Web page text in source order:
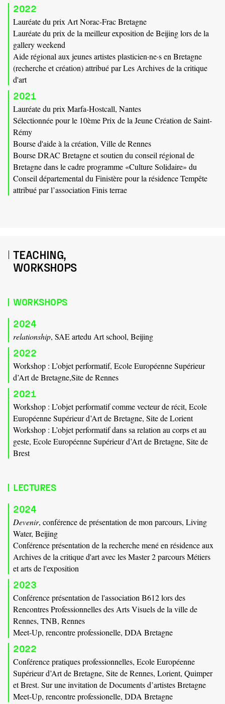
2022
Lauréate du prix Art Norac-Frac Bretagne
Lauréate du prix de la meilleur exposition de Beijing lors de la
gallery weekend
Aide régional aux jeunes artistes plasticien·ne·s en Bretagne
(recherche et création) attribué par Les Archives de la critique
d'art
2021
Lauréate du prix Marfa-Hostcall, Nantes
Sélectionnée pour le 10ème Prix de la Jeune Création de Saint-
Rémy
Bourse d'aide à la création, Ville de Rennes
Bourse DRAC Bretagne et soutien du conseil régional de
Bretagne dans le cadre programme «Culture Solidaire» du
Conseil départemental du Finistère pour la résidence Tempête
attribué par l’association Finis terrae
TEACHING,
WORKSHOPS
WORKSHOPS
2024
relationship, SAE artedu Art school, Beijing
2022
Workshop : L’objet performatif, Ecole Européenne Supérieur
d’Art de Bretagne,Site de Rennes
2021
Workshop : L’objet performatif comme vecteur de récit, Ecole
Européenne Supérieur d’Art de Bretagne, Site de Lorient
Workshop : L’objet performatif dans sa relation au corps et au
geste, Ecole Européenne Supérieur d’Art de Bretagne, Site de
Brest
LECTURES
2024
Devenir, conférence de présentation de mon parcours, Living
Water, Beijing
Conférence présentation de la recherche mené en résidence aux
Archives de la critique d'art avec les Master 2 parcours Métiers
et arts de l'exposition
2023
Conférence présentation de l'association B612 lors des
Rencontres Professionnelles des Arts Visuels de la ville de
Rennes, TNB, Rennes
Meet-Up, rencontre professionelle, DDA Bretagne
2022
Conférence pratiques professionnelles, Ecole Européenne
Supérieur d’Art de Bretagne, Site de Rennes, Lorient, Quimper
et Brest. Sur une invitation de Documents d’artistes Bretagne
Meet-Up, rencontre professionelle, DDA Bretagne